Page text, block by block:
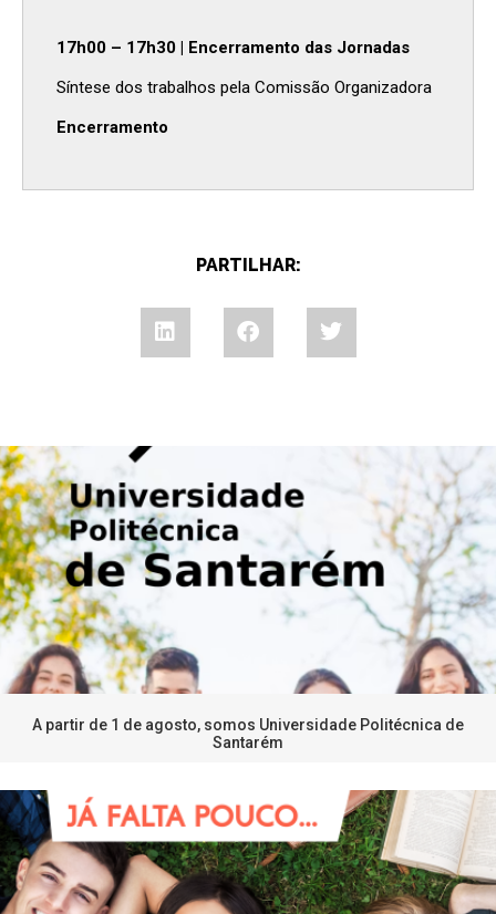
17h00 – 17h30 | Encerramento das Jornadas
Síntese dos trabalhos pela Comissão Organizadora
Encerramento
PARTILHAR:
A partir de 1 de agosto, somos Universidade Politécnica de
Santarém